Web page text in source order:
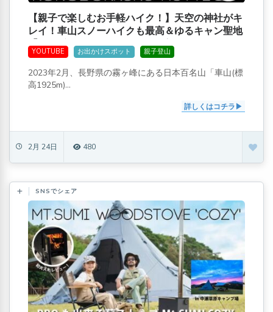
【親子で楽しむお手軽ハイク！】天空の神社がキ
レイ！車山スノーハイクも最高＆ゆるキャン聖地
「コロボックルヒュッテ」にも行ってきた
YOUTUBE お出かけスポット 親子登山
2023年2月、長野県の霧ヶ峰にある日本百名山「車山(標
高1925m)...
詳しくはコチラ
2月 24日 480
SNSでシェア